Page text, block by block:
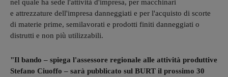
nel quale ha sede l'attività d'impresa, per macchinari
e attrezzature dell'impresa danneggiati e per l'acquisto di scorte
di materie prime, semilavorati e prodotti finiti danneggiati o
distrutti e non più utilizzabili.
"Il bando – spiega l'assessore regionale alle attività produttive
Stefano Ciuoffo – sarà pubblicato sul BURT il prossimo 30